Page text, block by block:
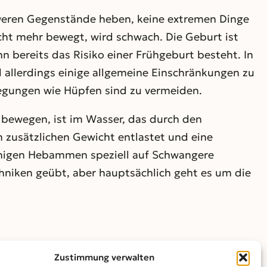
Zustimmung verwalten
Gegenstände heben, keine extremen Dinge
mehr bewegt, wird schwach. Die Geburt ist
bereits das Risiko einer Frühgeburt besteht. In
einige allgemeine Einschränkungen zu
wie Hüpfen sind zu vermeiden.
ist im Wasser, das durch den
Gewicht entlastet und eine
Hebammen speziell auf Schwangere
geübt, aber hauptsächlich geht es um die